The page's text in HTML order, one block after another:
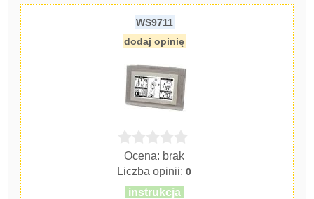
WS9711
dodaj opinię
Ocena: brak
Liczba opinii:0
instrukcja